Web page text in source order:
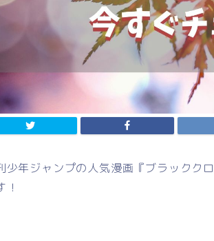
少年ジャンプの人気漫画『ブラックク
！